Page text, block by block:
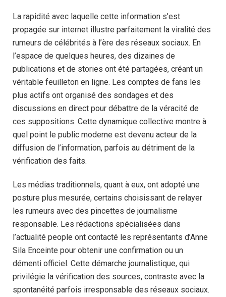
La rapidité avec laquelle cette information s’est
propagée sur internet illustre parfaitement la viralité des
rumeurs de célébrités à l’ère des réseaux sociaux. En
l’espace de quelques heures, des dizaines de
publications et de stories ont été partagées, créant un
véritable feuilleton en ligne. Les comptes de fans les
plus actifs ont organisé des sondages et des
discussions en direct pour débattre de la véracité de
ces suppositions. Cette dynamique collective montre à
quel point le public moderne est devenu acteur de la
diffusion de l’information, parfois au détriment de la
vérification des faits.
Les médias traditionnels, quant à eux, ont adopté une
posture plus mesurée, certains choisissant de relayer
les rumeurs avec des pincettes de journalisme
responsable. Les rédactions spécialisées dans
l’actualité people ont contacté les représentants d’Anne
Sila Enceinte pour obtenir une confirmation ou un
démenti officiel. Cette démarche journalistique, qui
privilégie la vérification des sources, contraste avec la
spontanéité parfois irresponsable des réseaux sociaux.